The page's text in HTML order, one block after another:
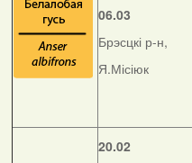
06.03
Брэсцкі р-н,
Я.Місіюк
20.02